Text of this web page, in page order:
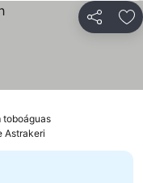
Partilhar
toboáguasVer preços
Astrakeri